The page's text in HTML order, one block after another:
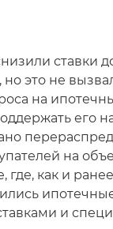
ставки
это не
на
его
на
как и
и